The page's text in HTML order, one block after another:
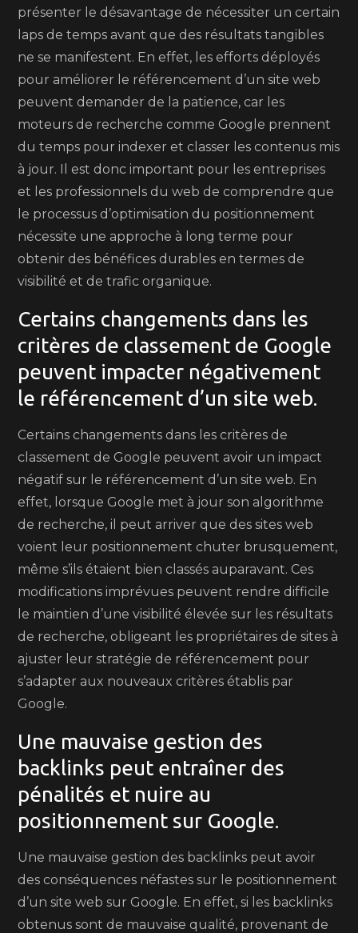
présenter le désavantage de nécessiter un certain
laps de temps avant que des résultats tangibles
ne se manifestent. En effet, les efforts déployés
pour améliorer le référencement d’un site web
peuvent demander de la patience, car les
moteurs de recherche comme Google prennent
du temps pour indexer et classer les contenus mis
à jour. Il est donc important pour les entreprises
et les professionnels du web de comprendre que
le processus d’optimisation du positionnement
nécessite une approche à long terme pour
obtenir des bénéfices durables en termes de
visibilité et de trafic organique.
Certains changements dans les
critères de classement de Google
peuvent impacter négativement
le référencement d’un site web.
Certains changements dans les critères de
classement de Google peuvent avoir un impact
négatif sur le référencement d’un site web. En
effet, lorsque Google met à jour son algorithme
de recherche, il peut arriver que des sites web
voient leur positionnement chuter brusquement,
même s’ils étaient bien classés auparavant. Ces
modifications imprévues peuvent rendre difficile
le maintien d’une visibilité élevée sur les résultats
de recherche, obligeant les propriétaires de sites à
ajuster leur stratégie de référencement pour
s’adapter aux nouveaux critères établis par
Google.
Une mauvaise gestion des
backlinks peut entraîner des
pénalités et nuire au
positionnement sur Google.
Une mauvaise gestion des backlinks peut avoir
des conséquences néfastes sur le positionnement
d’un site web sur Google. En effet, si les backlinks
obtenus sont de mauvaise qualité, provenant de